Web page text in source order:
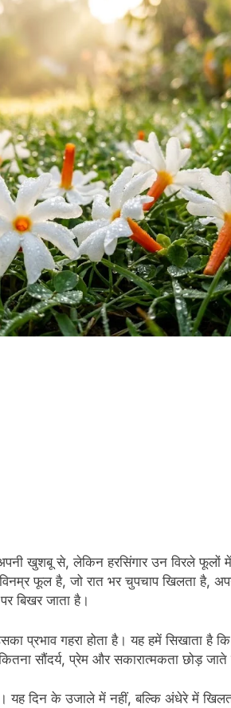
खुशबू से, लेकिन हरसिंगार उन विरले फूलों
फूल है, जो रात भर चुपचाप खिलता है,
बिखर जाता है।
प्रभाव गहरा होता है। यह हमें सिखाता है
सौंदर्य, प्रेम और सकारात्मकता छोड़ जाते
यह दिन के उजाले में नहीं, बल्कि अंधेरे में